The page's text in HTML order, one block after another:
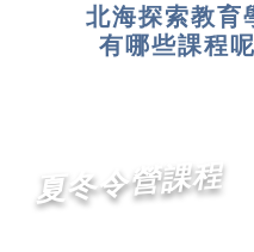
北海探索教育
有哪些課程
夏冬令營課程
探索．成長．挑戰．友誼